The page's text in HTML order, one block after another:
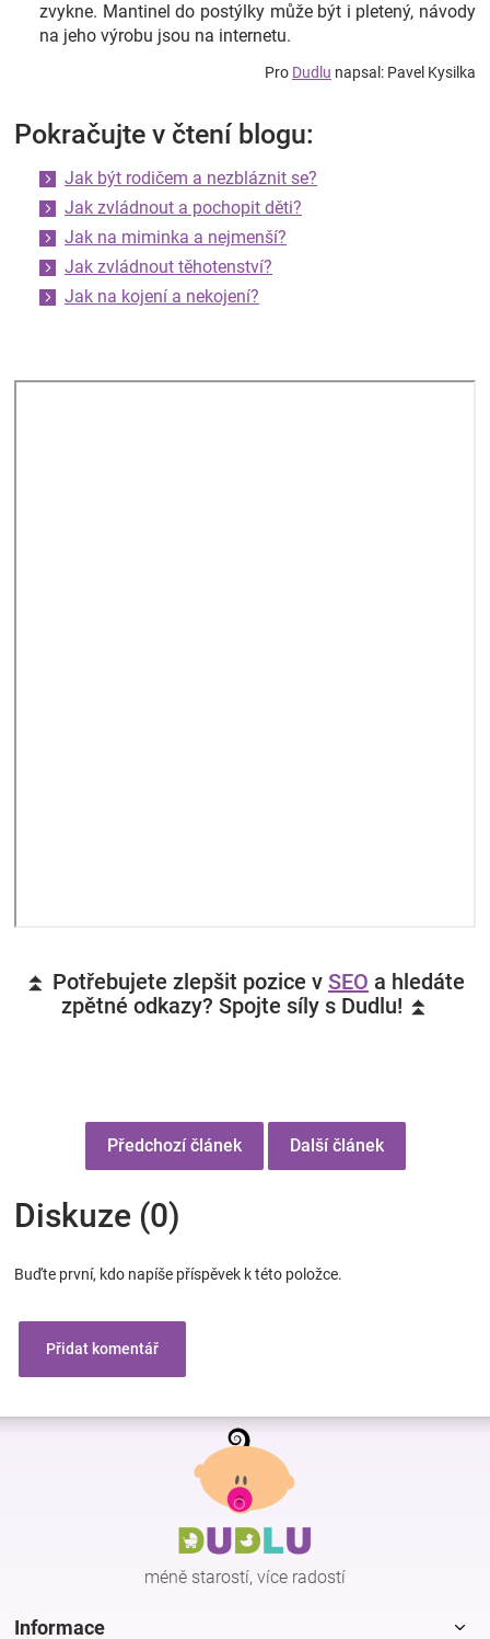
zvykne. Mantinel do postýlky může být i pletený, návody
na jeho výrobu jsou na internetu.
Pro Dudlu napsal: Pavel Kysilka
Pokračujte v čtení blogu:
Jak být rodičem a nezbláznit se?
Jak zvládnout a pochopit děti?
Jak na miminka a nejmenší?
Jak zvládnout těhotenství?
Jak na kojení a nekojení?
⏫ Potřebujete zlepšit pozice v SEO a hledáte
zpětné odkazy? Spojte síly s Dudlu! ⏫
Předchozí článek Další článek
Diskuze (0)
Buďte první, kdo napíše příspěvek k této položce.
Přidat komentář
Z
méně starostí, více radostí
Informace